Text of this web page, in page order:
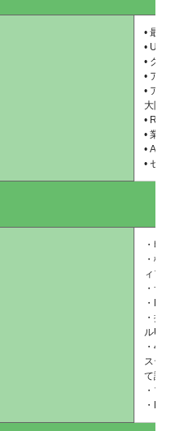
• 最
•
• グ
• ア
• ア
大限
•
• 業
•
• ゼ
・印
・構
ィア
・サ
・
・接
ル
・
ステ
て設
・プ
・